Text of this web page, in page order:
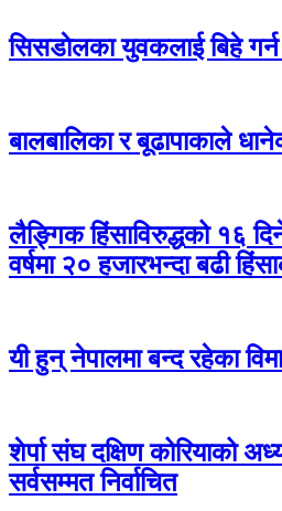
सिसडाेलका युवकलाई बिहे गर्न
बालबालिका र बूढापाकाले
लैङ्गिक हिंसाविरुद्धको १६
वर्षमा २० हजारभन्दा बढी
यी हुन् नेपालमा बन्द रहेका
शेर्पा संघ दक्षिण कोरियाको
सर्वसम्मत निर्वाचित